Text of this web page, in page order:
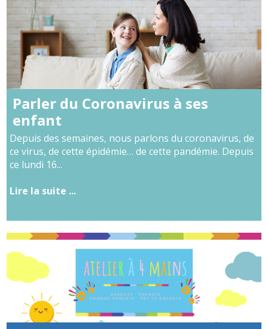
Parler du Coronavirus à ses
enfant
Depuis des semaines, nous parlons du coronavirus, de
ce virus, de cette épidémie… de cette pandémie. Depuis
ce lundi 16...
Lire la suite ...